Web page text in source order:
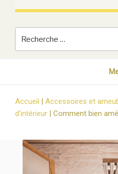
Accueil | Accessoires et
d'intérieur | Comment bien